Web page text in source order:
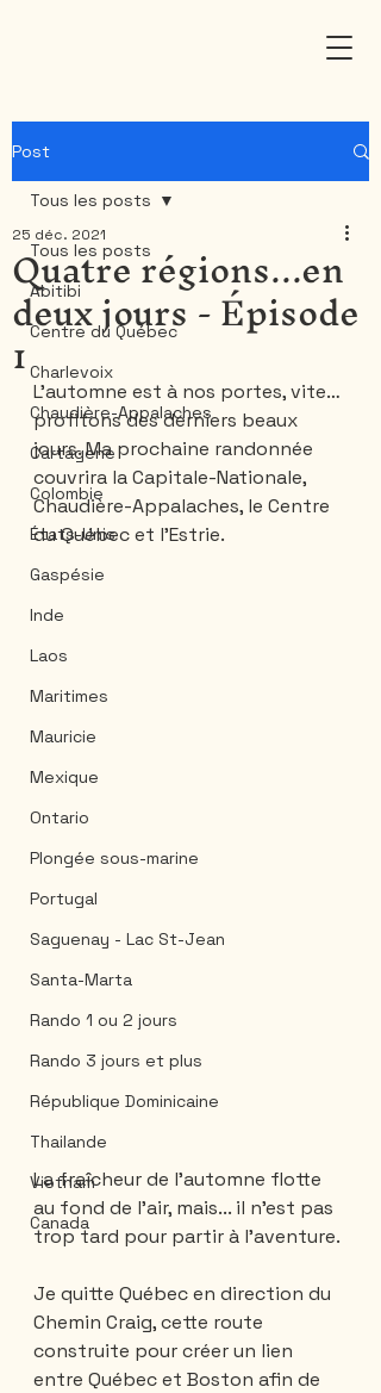
Post
Tous les posts
Abitibi
Centre du Québec
Charlevoix
Chaudière-Appalaches
Cartagene
Colombie
États-Unis
Gaspésie
Inde
Laos
Maritimes
Mauricie
Mexique
Ontario
Plongée sous-marine
Portugal
Saguenay - Lac St-Jean
Santa-Marta
Rando 1 ou 2 jours
Rando 3 jours et plus
République Dominicaine
Thailande
Vietnam
Canada
Tous les posts
Quatre régions...en
deux jours - Épisode
1
25 déc. 2021
L'automne est à nos portes, vite…
profitons des derniers beaux
jours. Ma prochaine randonnée
couvrira la Capitale-Nationale,
Chaudière-Appalaches, le Centre
du Québec et l'Estrie.
La fraîcheur de l'automne flotte
au fond de l'air, mais... il n'est pas
trop tard pour partir à l'aventure.
Je quitte Québec en direction du
Chemin Craig, cette route
construite pour créer un lien
entre Québec et Boston afin de